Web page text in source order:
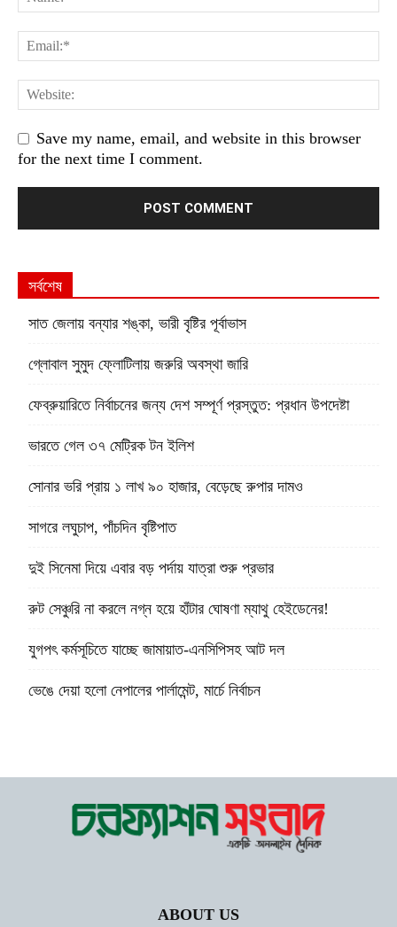
Save my name, email, and website in this browser
for the next time I comment.
সর্বশেষ
সাত জেলায় বন্যার শঙ্কা, ভারী বৃষ্টির পূর্বাভাস
গ্লোবাল সুমুদ ফ্লোটিলায় জরুরি অবস্থা জারি
ফেব্রুয়ারিতে নির্বাচনের জন্য দেশ সম্পূর্ণ প্রস্তুত: প্রধান উপদেষ্টা
ভারতে গেল ৩৭ মেট্রিক টন ইলিশ
সোনার ভরি প্রায় ১ লাখ ৯০ হাজার, বেড়েছে রুপার দামও
সাগরে লঘুচাপ, পাঁচদিন বৃষ্টিপাত
দুই সিনেমা দিয়ে এবার বড় পর্দায় যাত্রা শুরু প্রভার
রুট সেঞ্চুরি না করলে নগ্ন হয়ে হাঁটার ঘোষণা ম্যাথু হেইডেনের!
যুগপৎ কর্মসূচিতে যাচ্ছে জামায়াত-এনসিপিসহ আট দল
ভেঙে দেয়া হলো নেপালের পার্লামেন্ট, মার্চে নির্বাচন
ABOUT US